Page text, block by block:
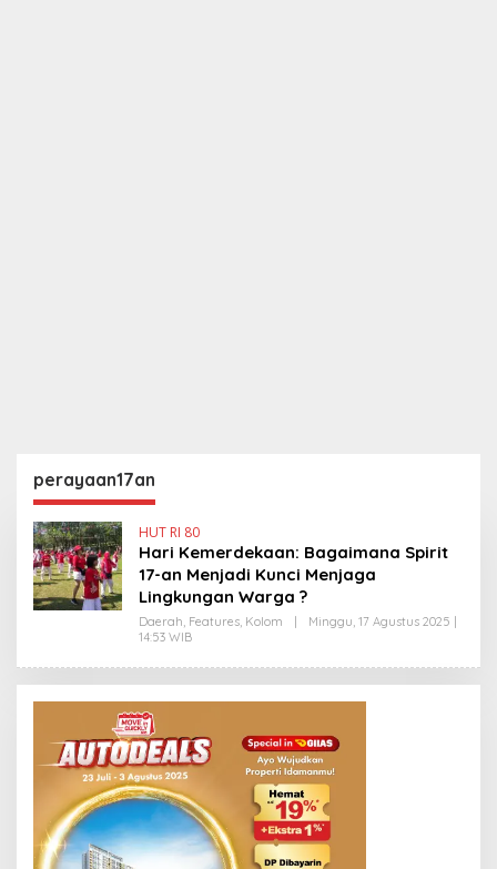
perayaan17an
HUT RI 80
Hari Kemerdekaan: Bagaimana Spirit
17-an Menjadi Kunci Menjaga
Lingkungan Warga ?
Daerah, Features, Kolom
Minggu, 17 Agustus 2025 |
14:53 WIB
E
H
H
D
R
E
W
S
L